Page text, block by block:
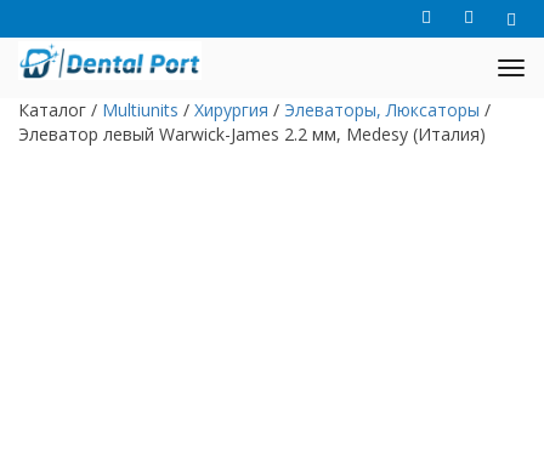
Каталог / Multiunits / Хирургия / Элеваторы, Люксаторы /
Элеватор левый Warwick-James 2.2 мм, Medesy (Италия)